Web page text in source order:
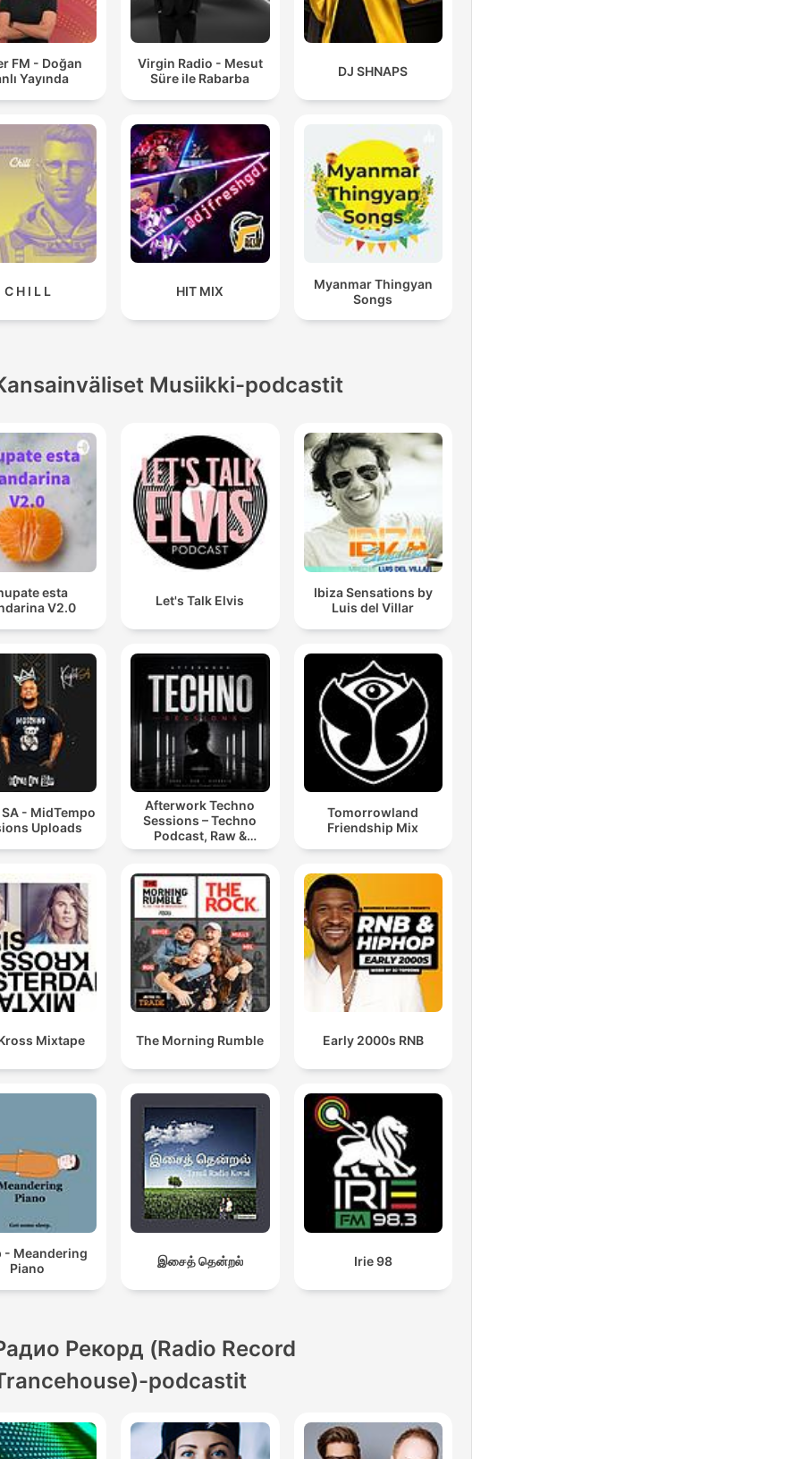
FM - Doğan
Yayında
Virgin Radio - Mesut
Süre ile Rabarba
DJ SHNAPS
C H I L L HIT MIX
Myanmar Thingyan
Songs
Musiikki-podcastit
esta
V2.0
Let's Talk Elvis
Ibiza Sensations by
Luis del Villar
- MidTempo
Uploads
Afterwork Techno
Sessions – Techno
Podcast, Raw &
Hypnotic Techno
Tomorrowland
Friendship Mix
Mixtape The Morning Rumble Early 2000s RNB
- Meandering
Piano
இசைத் தென்றல் Irie 98
Рекорд (Radio Record
podcastit